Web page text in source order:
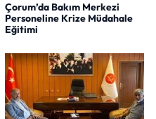
Çorum’da Bakım Merkezi
Personeline Krize Müdahale
Eğitimi